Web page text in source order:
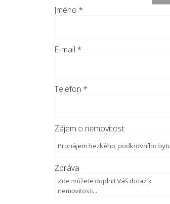
Jméno *
E-mail *
Telefon *
Zájem o nemovitost:
Zpráva